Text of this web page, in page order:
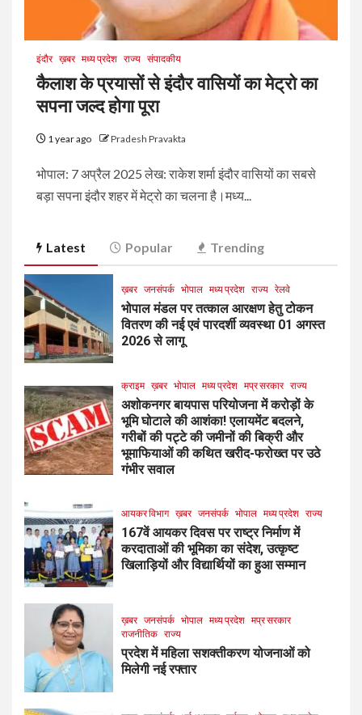
इंदौर ख़बर मध्य प्रदेश राज्य संपादकीय
कैलाश के प्रयासों से इंदौर वासियों का मेट्रो का
सपना जल्द होगा पूरा
1 year ago Pradesh Pravakta
भोपाल: 7 अप्रैल 2025 लेख: राकेश शर्मा इंदौर वासियों का सबसे
बड़ा सपना इंदौर शहर में मेट्रो का चलना है।मध्य...
Latest Popular Trending
ख़बर जनसंपर्क भोपाल मध्य प्रदेश राज्य रेलवे
भोपाल मंडल पर तत्काल आरक्षण हेतु टोकन
वितरण की नई एवं पारदर्शी व्यवस्था 01 अगस्त
2026 से लागू
क्राइम ख़बर भोपाल मध्य प्रदेश मप्र सरकार राज्य
अशोकनगर बायपास परियोजना में करोड़ों के
भूमि घोटाले की आशंका! एलायमेंट बदलने,
गरीबों की पट्टे की जमीनों की बिक्री और
भूमाफियाओं की कथित खरीद-फरोख्त पर उठे
गंभीर सवाल
आयकर विभाग ख़बर जनसंपर्क भोपाल मध्य प्रदेश राज्य
167वें आयकर दिवस पर राष्ट्र निर्माण में
करदाताओं की भूमिका का संदेश, उत्कृष्ट
खिलाड़ियों और विद्यार्थियों का हुआ सम्मान
ख़बर जनसंपर्क भोपाल मध्य प्रदेश मप्र सरकार
राजनीतिक राज्य
प्रदेश में महिला सशक्तीकरण योजनाओं को
मिलेगी नई रफ्तार